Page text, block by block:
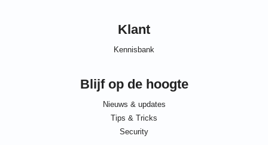
Klant
Kennisbank
Blijf op de hoogte
Nieuws & updates
Tips & Tricks
Security